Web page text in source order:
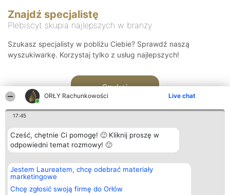
ORŁY Rachunkowości Live chat
17:45
Cześć, chętnie Ci pomogę! 🙂 Kliknij proszę w
odpowiedni temat rozmowy! 🙂
Jestem Laureatem, chcę odebrać materiały
marketingowe
Chcę zgłosić swoją firmę do Orłów
Znajdź specjalistę
Plebiscyt skupia najlepszych w branży
Szukasz specjalisty w pobliżu Ciebie? Sprawdź naszą
wyszukiwarkę. Korzystaj tylko z usług najlepszych!
Szukaj
Organizator plebiscytu
Bright Side Solutions sp. z o.
o. sp. k.
ul. Ruska 22
Wrocław 50-079
Plebiscyt
Laureaci
wszystkich
Laureatów
Kontakt
Kontakt